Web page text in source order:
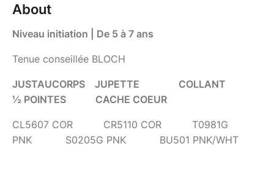
About
Niveau initiation | De 5 à 7 ans
Tenue conseillée BLOCH
JUSTAUCORPS JUPETTE COLLANT
½ POINTES CACHE COEUR
CL5607 COR CR5110 COR T0981G
PNK S0205G PNK BU501 PNK/WHT